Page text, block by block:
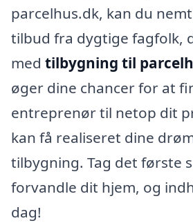
parcelhus.dk, kan du
tilbud fra dygtige fagfolk,
med tilbygning til
øger dine chancer for at
entreprenør til netop dit
kan få realiseret dine
tilbygning. Tag det første
forvandle dit hjem, og
dag!